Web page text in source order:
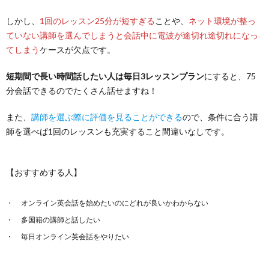
しかし、 1回のレッスン25分が短すぎる ことや、 ネット環境が整っ
ていない講師を選んでしまうと会話中に電波が途切れ途切れになっ
てしまうケースが欠点です。
短期間で長い時間話したい人は毎日3レッスンプランにすると、75
分会話できるのでたくさん話せますね！
また、 講師を選ぶ際に評価を見ることができるので、条件に合う講
師を選べば1回のレッスンも充実すること間違いなしです。
【おすすめする人】
オンライン英会話を始めたいのにどれが良いかわからない
多国籍の講師と話したい
毎日オンライン英会話をやりたい